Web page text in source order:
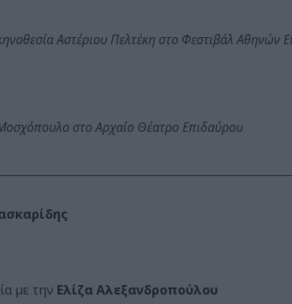
Αστέριου Πελτέκη στο Φεστιβάλ Αθηνών
στο Αρχαίο Θέατρο Επιδαύρου
με την Ελίζα Αλεξανδροπούλου